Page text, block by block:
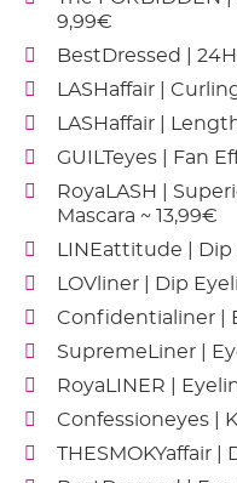
9,99€
BestDressed |
LASHaffair |
LASHaffair |
GUILTeyes | Fan
RoyaLASH |
Mascara ~ 13,99€
LINEattitude |
LOVliner | Dip
Confidentialiner |
SupremeLiner |
RoyaLINER |
Confessioneyes |
THESMOKYaffair |